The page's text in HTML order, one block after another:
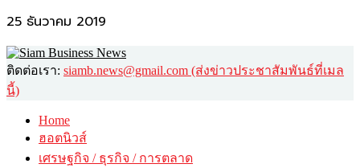
25 ธันวาคม 2019
ติดต่อเรา: siamb.news@gmail.com (ส่งข่าวประชาสัมพันธ์ที่เมล
นี้)
Home
ฮอตนิวส์
เศรษฐกิจ / ธุรกิจ / การตลาด